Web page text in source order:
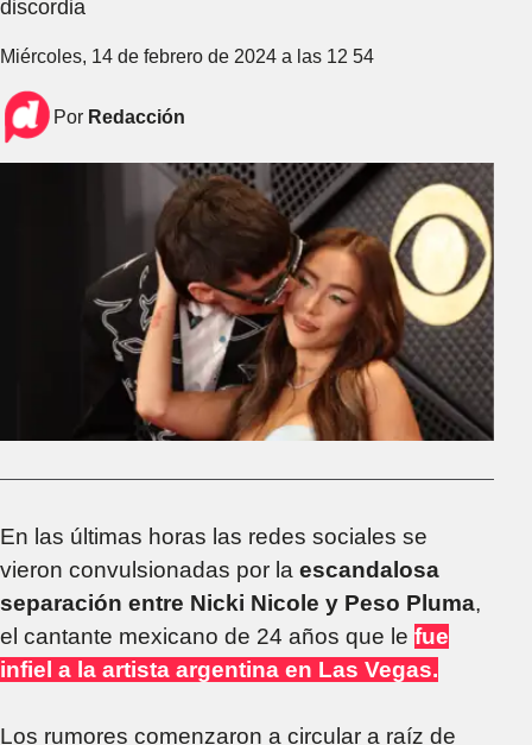
discordia
Miércoles, 14 de febrero de 2024 a las 12 54
Por Redacción
En las últimas horas las redes sociales se
vieron convulsionadas por la escandalosa
separación entre Nicki Nicole y Peso Pluma,
el cantante mexicano de 24 años que le fue
infiel a la artista argentina en Las Vegas.
Los rumores comenzaron a circular a raíz de